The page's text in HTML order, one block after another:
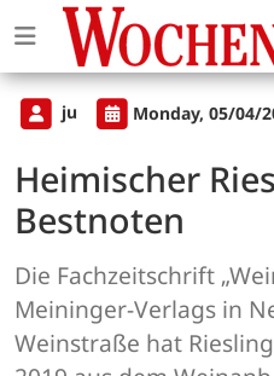
ju Monday, 05/04/
Heimischer
Bestnoten
Die Fachzeitschrift
Meininger-Verlags in
Weinstraße hat